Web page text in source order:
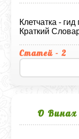
Клетчатка -
Краткий
Статей - 2
О Винах